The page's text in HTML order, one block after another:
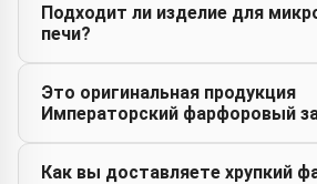
Подходит ли изделие для
печи?
Это оригинальная продукция
Императорский фарфоровый
Как вы доставляете хрупкий